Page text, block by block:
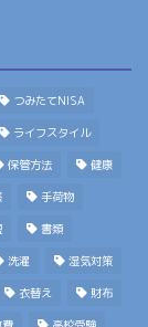
つみたてNISA
ライフスタイル
保管方法 健康
手荷物
書類
洗濯 湿気対策
衣替え 財布